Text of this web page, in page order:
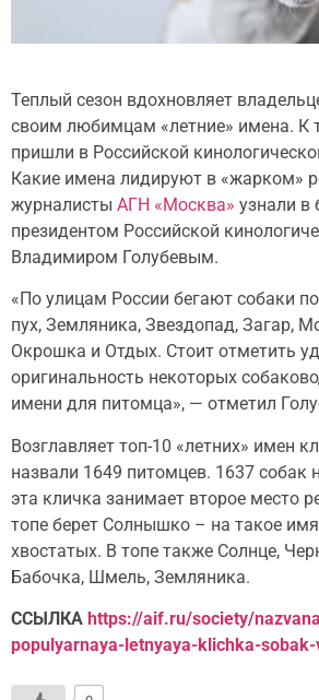
Теплый сезон вдохновляет
своим любимцам «летние» имена. К
пришли в Российской
Какие имена лидируют в «жарком»
журналисты АГН «Москва» узнали в
президентом Российской
Владимиром Голубевым.
«По улицам России бегают собаки
пух, Земляника, Звездопад, Загар,
Окрошка и Отдых. Стоит отметить
оригинальность некоторых
имени для питомца», — отметил
Возглавляет топ-10 «летних» имен
назвали 1649 питомцев. 1637 собак
эта кличка занимает второе место
топе берет Солнышко – на такое
хвостатых. В топе также Солнце,
Бабочка, Шмель, Земляника.
ССЫЛКА https://aif.ru/society/
populyarnaya-letnyaya-klichka-